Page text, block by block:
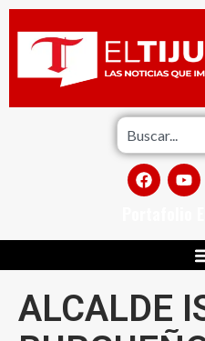
ALCALDE